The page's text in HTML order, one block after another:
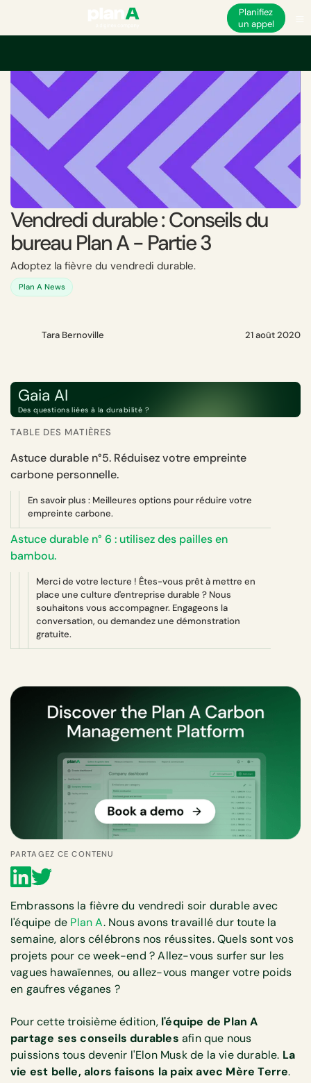
Planifiez
un appel
Vendredi durable : Conseils du
bureau Plan A - Partie 3
Adoptez la fièvre du vendredi durable.
Plan A News
Tara Bernoville 21 août 2020
Gaia AI
Des questions liées à la durabilité ?
TABLE DES MATIÈRES
Astuce durable n°5. Réduisez votre empreinte
carbone personnelle.
En savoir plus : Meilleures options pour réduire votre
empreinte carbone.
Astuce durable n° 6 : utilisez des pailles en
bambou.
Merci de votre lecture ! Êtes-vous prêt à mettre en
place une culture d'entreprise durable ? Nous
souhaitons vous accompagner. Engageons la
conversation, ou demandez une démonstration
gratuite.
PARTAGEZ CE CONTENU
Embrassons la fièvre du vendredi soir durable avec
l'équipe de Plan A. Nous avons travaillé dur toute la
semaine, alors célébrons nos réussites. Quels sont vos
projets pour ce week-end ? Allez-vous surfer sur les
vagues hawaïennes, ou allez-vous manger votre poids
en gaufres véganes ?
Pour cette troisième édition, l'équipe de Plan A
partage ses conseils durables afin que nous
puissions tous devenir l'Elon Musk de la vie durable. La
vie est belle, alors faisons la paix avec Mère Terre.